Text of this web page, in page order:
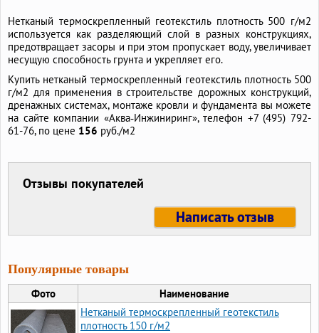
Нетканый термоскрепленный геотекстиль плотность 500 г/м2
используется как разделяющий слой в разных конструкциях,
предотвращает засоры и при этом пропускает воду, увеличивает
несущую способность грунта и укрепляет его.
Купить нетканый термоскрепленный геотекстиль плотность 500
г/м2 для применения в строительстве дорожных конструкций,
дренажных системах, монтаже кровли и фундамента вы можете
на сайте компании «Аква‑Инжиниринг», телефон +7 (495) 792-
61-76, по цене 156 руб./м2
Отзывы покупателей
Написать отзыв
Популярные товары
Фото
Наименование
Нетканый термоскрепленный геотекстиль
плотность 150 г/м2